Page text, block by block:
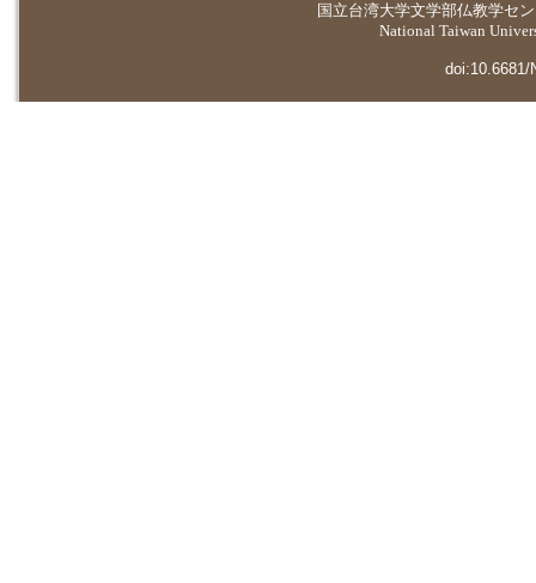
国立台湾大学文学部仏教学セ
National Taiwan
doi:10.6681/